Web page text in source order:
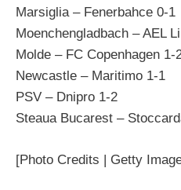
Marsiglia – Fenerbahce 0-1
Moenchengladbach – AEL
Molde – FC Copenhagen 1-
Newcastle – Maritimo 1-1
PSV – Dnipro 1-2
Steaua Bucarest –
[Photo Credits | Getty